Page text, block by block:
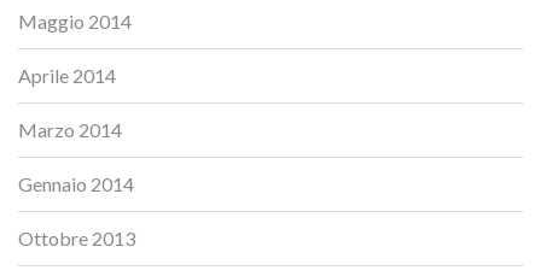
Maggio 2014
Aprile 2014
Marzo 2014
Gennaio 2014
Ottobre 2013